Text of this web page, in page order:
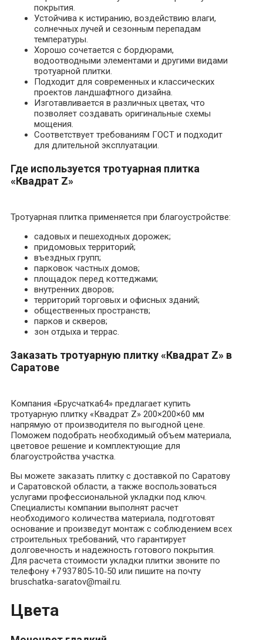
покрытия.
Устойчива к истиранию, воздействию влаги,
солнечных лучей и сезонным перепадам
температуры.
Хорошо сочетается с бордюрами,
водоотводными элементами и другими видами
тротуарной плитки.
Подходит для современных и классических
проектов ландшафтного дизайна.
Изготавливается в различных цветах, что
позволяет создавать оригинальные схемы
мощения.
Соответствует требованиям ГОСТ и подходит
для длительной эксплуатации.
Где используется тротуарная плитка
«Квадрат Z»
Тротуарная плитка применяется при благоустройстве:
садовых и пешеходных дорожек;
придомовых территорий;
въездных групп;
парковок частных домов;
площадок перед коттеджами;
внутренних дворов;
территорий торговых и офисных зданий;
общественных пространств;
парков и скверов;
зон отдыха и террас.
Заказать тротуарную плитку «Квадрат Z» в
Саратове
Компания «Брусчатка64» предлагает купить
тротуарную плитку «Квадрат Z» 200×200×60 мм
напрямую от производителя по выгодной цене.
Поможем подобрать необходимый объем материала,
цветовое решение и комплектующие для
благоустройства участка.
Вы можете заказать плитку с доставкой по Саратову
и Саратовской области, а также воспользоваться
услугами профессиональной укладки под ключ.
Специалисты компании выполнят расчет
необходимого количества материала, подготовят
основание и произведут монтаж с соблюдением всех
строительных требований, что гарантирует
долговечность и надежность готового покрытия.
Для расчета стоимости укладки плитки звоните по
телефону +7 937 805‑10‑50 или пишите на почту
bruschatka-saratov@mail.ru.
Цвета